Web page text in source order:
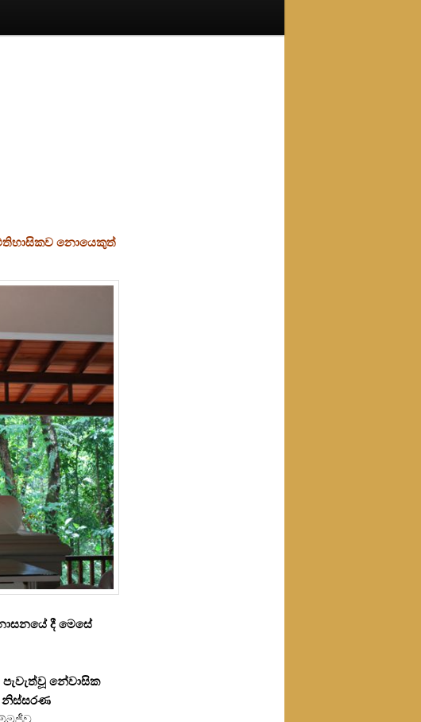
නොයෙකුත්
දී මෙසේ
පැවැත්වූ නේවාසික
නිස්සරණ